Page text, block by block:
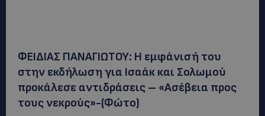
ΦΕΙΔΙΑΣ ΠΑΝΑΓΙΩΤΟΥ: Η εμφάνισή του
στην εκδήλωση για Ισαάκ και Σολωμού
προκάλεσε αντιδράσεις – «Ασέβεια προς
τους νεκρούς»-(Φώτο)